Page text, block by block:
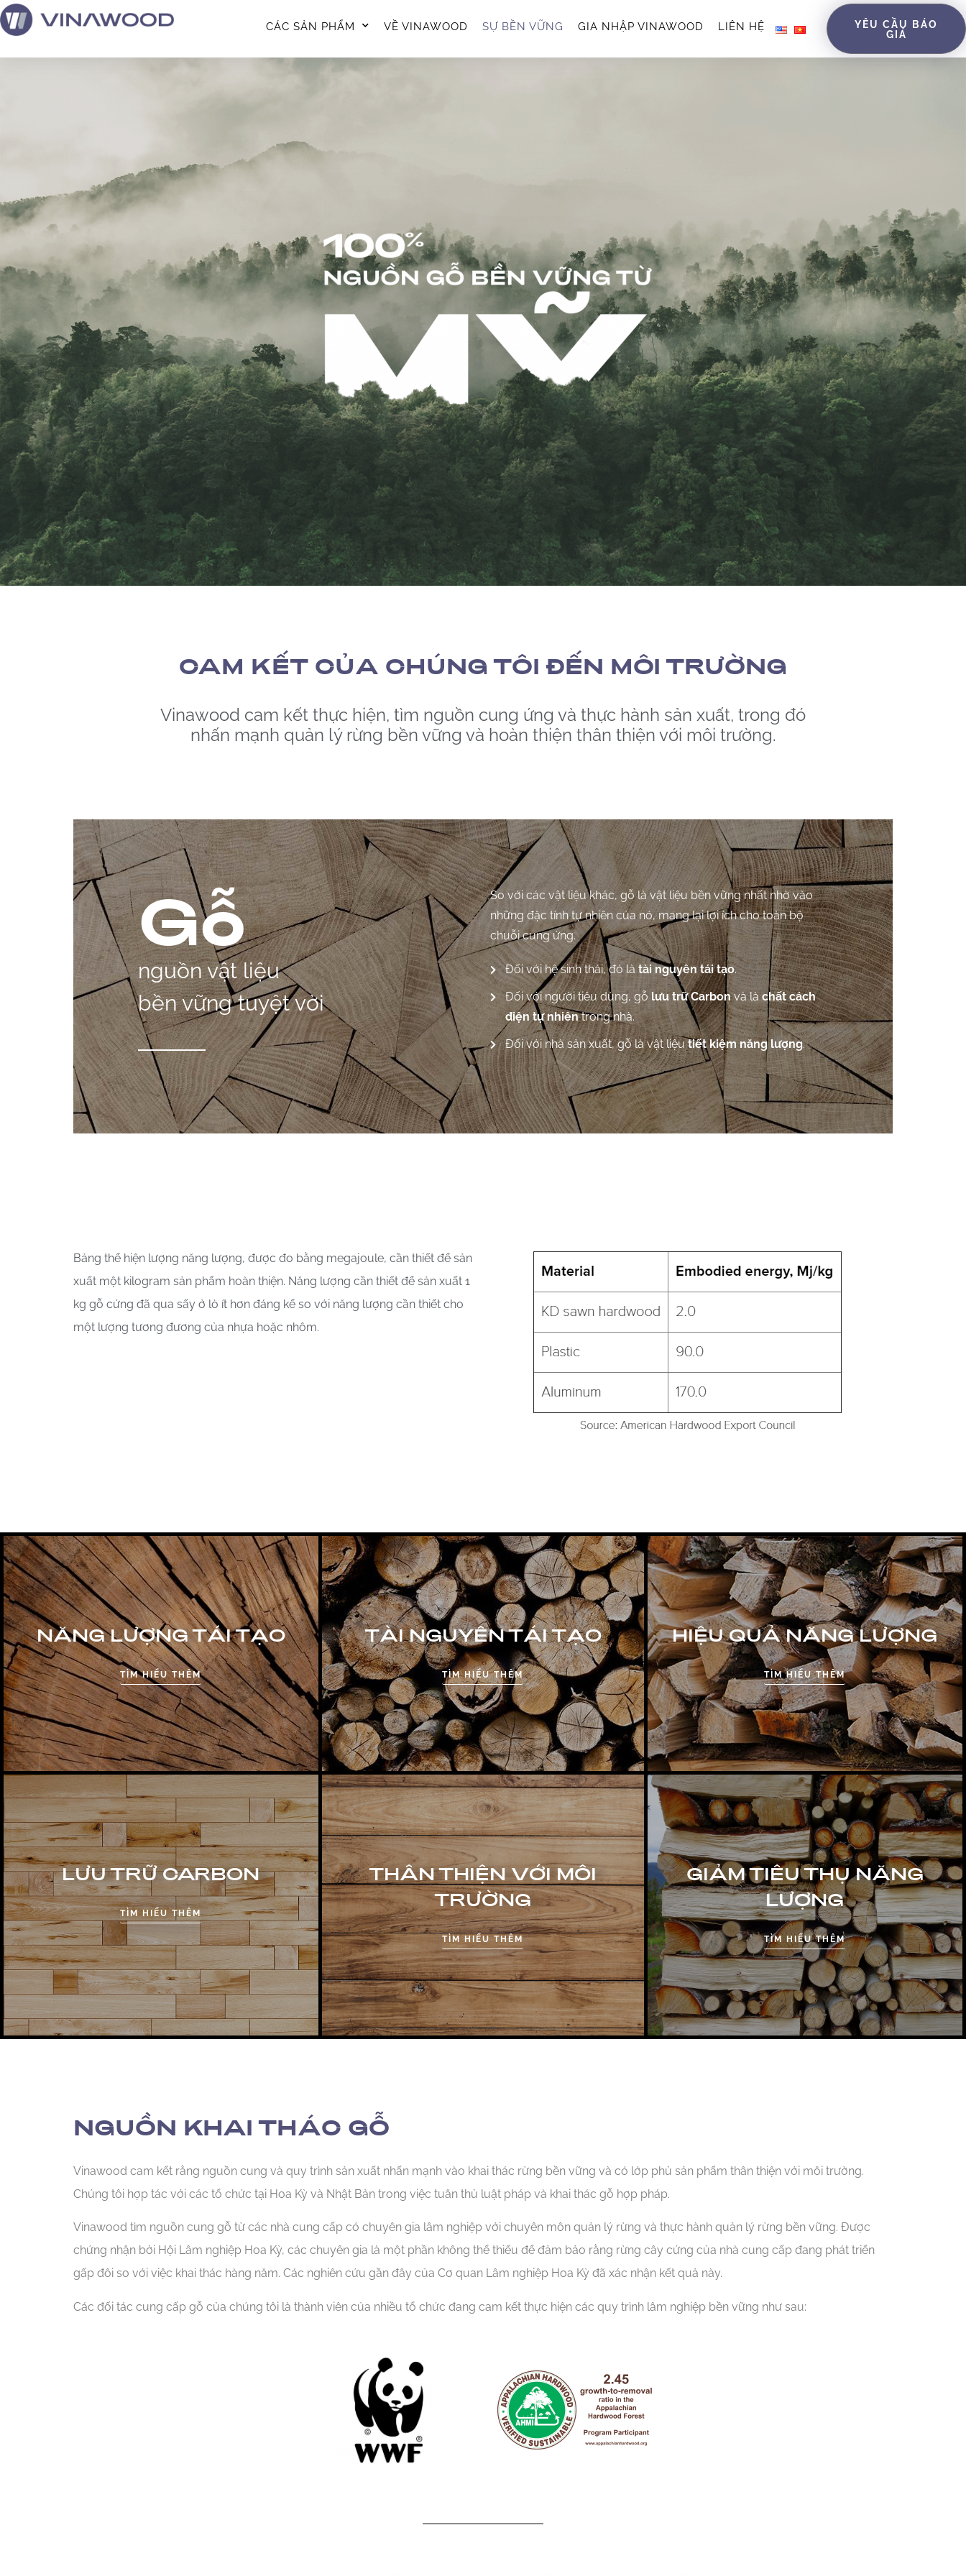
CÁC SẢN PHẨM VỀ VINAWOOD SỰ BỀN VỮNG GIA NHẬP VINAWOOD LIÊN HỆ YÊU CẦU BÁO
GIÁ
CAM KẾT CỦA CHÚNG TÔI ĐẾN MÔI TRƯỜNG
Vinawood cam kết thực hiện, tìm nguồn cung ứng và thực hành sản xuất, trong đó
nhấn mạnh quản lý rừng bền vững và hoàn thiện thân thiện với môi trường.
Gỗ
nguồn vật liệu
bền vững tuyệt vời
So với các vật liệu khác, gỗ là vật liệu bền vững nhất nhờ vào
những đặc tính tự nhiên của nó, mang lại lợi ích cho toàn bộ
chuỗi cung ứng.
Đối với hệ sinh thái, đó làtài nguyên tái tạo.
Đối với người tiêu dùng, gỗlưu trữ Carbonvà làchất cách
điện tự nhiêntrong nhà.
Đối với nhà sản xuất, gỗ là vật liệutiết kiệm năng lượng.
Bảng thể hiện lượng năng lượng, được đo bằng megajoule, cần thiết để sản
xuất một kilogram sản phẩm hoàn thiện. Năng lượng cần thiết để sản xuất 1
kg gỗ cứng đã qua sấy ở lò ít hơn đáng kể so với năng lượng cần thiết cho
một lượng tương đương của nhựa hoặc nhôm.
NĂNG LƯỢNG TÁI TẠO
TÌM HIỂU THÊM
TÀI NGUYÊN TÁI TẠO
TÌM HIỂU THÊM
HIỆU QUẢ NĂNG LƯỢNG
TÌM HIỂU THÊM
LƯU TRỮ CARBON
TÌM HIỂU THÊM
THÂN THIỆN VỚI MÔI
TRƯỜNG
TÌM HIỂU THÊM
GIẢM TIÊU THỤ NĂNG
LƯỢNG
TÌM HIỂU THÊM
NGUỒN KHAI THÁC GỖ
Vinawood cam kết rằng nguồn cung và quy trình sản xuất nhấn mạnh vào khai thác rừng bền vững và có lớp phủ sản phẩm thân thiện với môi trường.
Chúng tôi hợp tác với các tổ chức tại Hoa Kỳ và Nhật Bản trong việc tuân thủ luật pháp và khai thác gỗ hợp pháp.
Vinawood tìm nguồn cung gỗ từ các nhà cung cấp có chuyên gia lâm nghiệp với chuyên môn quản lý rừng và thực hành quản lý rừng bền vững. Được
chứng nhận bởi Hội Lâm nghiệp Hoa Kỳ, các chuyên gia là một phần không thể thiếu để đảm bảo rằng rừng cây cứng của nhà cung cấp đang phát triển
gấp đôi so với việc khai thác hàng năm. Các nghiên cứu gần đây của Cơ quan Lâm nghiệp Hoa Kỳ đã xác nhận kết quả này.
Các đối tác cung cấp gỗ của chúng tôi là thành viên của nhiều tổ chức đang cam kết thực hiện các quy trình lâm nghiệp bền vững như sau: